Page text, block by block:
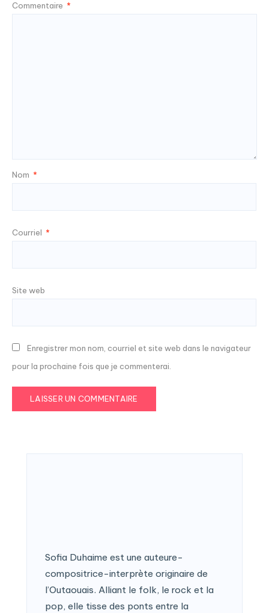
Commentaire *
Nom *
Courriel *
Site web
Enregistrer mon nom, courriel et site web dans le navigateur
pour la prochaine fois que je commenterai.
Sofia Duhaime est une auteure-
compositrice-interprète originaire de
l’Outaouais. Alliant le folk, le rock et la
pop, elle tisse des ponts entre la